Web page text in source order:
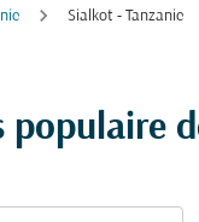
Sialkot - Tanzanie